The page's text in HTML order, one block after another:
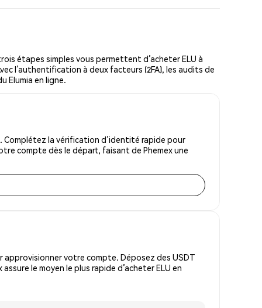
étapes simples vous permettent d’acheter ELU à
l’authentification à deux facteurs (2FA), les audits de
Elumia en ligne.
Complétez la vérification d’identité rapide pour
compte dès le départ, faisant de Phemex une
votre compte. Déposez des USDT
le moyen le plus rapide d’acheter ELU en